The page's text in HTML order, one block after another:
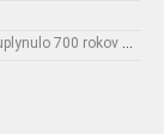
Životný štýl: Karlove Vary čaká mimoriadna sezóna, uplynulo 700 rokov od narodenia ich zakladateľa